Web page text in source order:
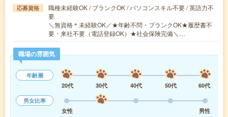
応募資格
職種未経験OK / ブランクOK / パソコンスキル不要 / 英語力不
要
＼無資格＊未経験OK／★年齢不問・ブランクOK★履歴書不
要・来社不要（電話登録OK）★社会保険完備＼…
職場の雰囲気
年齢層
20代
30代 40代 50代
60代
男女比率
女性
男性